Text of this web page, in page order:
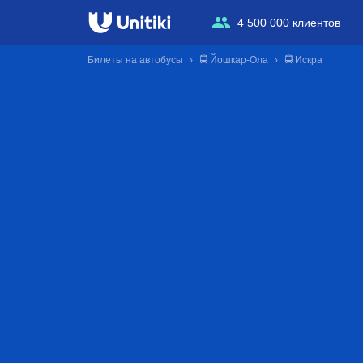
4 500 000 клиентов
Билеты на автобусы 🚍 Йошкар-Ола 🚍 Искра